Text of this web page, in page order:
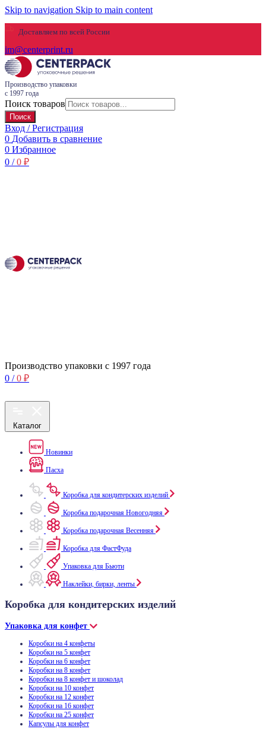
Skip to navigation Skip to main content
Доставляем по всей России
im@centerprint.ru
Производство упаковки
с 1997 года
Поиск товаров
Поиск
Вход / Регистрация
0 Добавить в сравнение
0 Избранное
0 / 0 ₽
Производство упаковки с 1997 года
0 / 0 ₽
Каталог
Новинки
Пасха
Коробка для кондитерских изделий
Коробка подарочная Новогодняя
Коробка подарочная Весенняя
Коробка для ФастФуда
Упаковка для Бьюти
Наклейки, бирки, ленты
Коробка для кондитерских изделий
Упаковка для конфет
Коробки на 4 конфеты
Коробки на 5 конфет
Коробки на 6 конфет
Коробки на 8 конфет
Коробки на 8 конфет и шоколад
Коробки на 10 конфет
Коробки на 12 конфет
Коробки на 16 конфет
Коробки на 25 конфет
Капсулы для конфет